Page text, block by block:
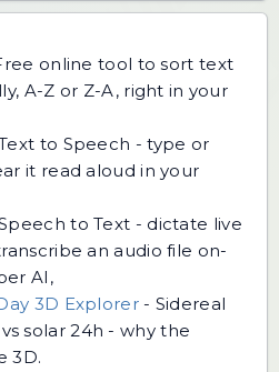
online tool to sort text
A-Z or Z-A, right in your
to Speech - type or
it read aloud in your
to Text - dictate live
an audio file on-
AI,
3D Explorer- Sidereal
solar 24h - why the
3D.